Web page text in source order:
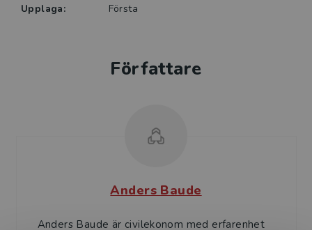
Upplaga:
Första
Författare
Anders Baude
Anders Baude är civilekonom med erfarenhet